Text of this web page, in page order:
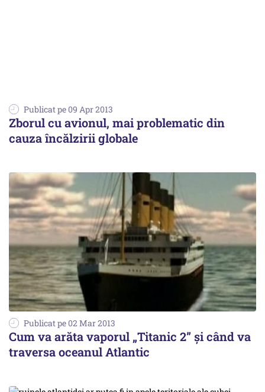
Publicat pe 09 Apr 2013
Zborul cu avionul, mai problematic din
cauza încălzirii globale
Publicat pe 02 Mar 2013
Cum va arăta vaporul „Titanic 2” și când va
traversa oceanul Atlantic